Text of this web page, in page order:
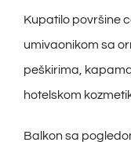
Kupatilo površine
umivaonikom sa
peškirima,
hotelskom
Balkon sa